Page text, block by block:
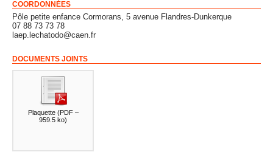
COORDONNÉES
Pôle petite enfance Cormorans, 5 avenue Flandres-Dunkerque
07 88 73 73 78
laep.lechatodo@caen.fr
DOCUMENTS JOINTS
Plaquette(PDF –
959.5 ko)